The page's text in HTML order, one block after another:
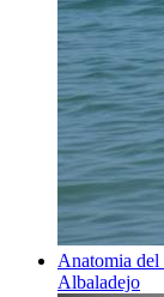
Anatomia del
Albaladejo